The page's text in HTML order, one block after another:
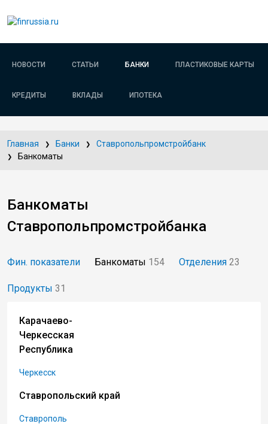
НОВОСТИ СТАТЬИ БАНКИ ПЛАСТИКОВЫЕ КАРТЫ
КРЕДИТЫ ВКЛАДЫ ИПОТЕКА
Главная Банки
Ставропольпромстройбанк
Банкоматы
Банкоматы
Ставропольпромстройбанка
Фин. показатели Банкоматы 154 Отделения 23
Продукты 31
Карачаево-
Черкесская
Республика
Черкесск
Ставропольский край
Ставрополь